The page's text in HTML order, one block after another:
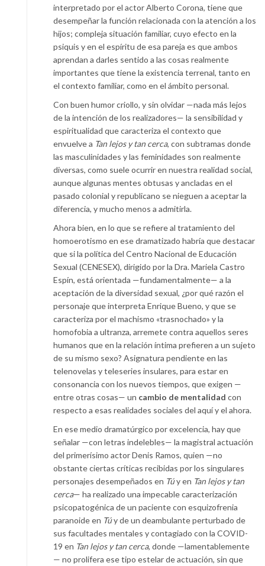
interpretado por el actor Alberto Corona, tiene que
desempeñar la función relacionada con la atención a los
hijos; compleja situación familiar, cuyo efecto en la
psiquis y en el espíritu de esa pareja es que ambos
aprendan a darles sentido a las cosas realmente
importantes que tiene la existencia terrenal, tanto en
el contexto familiar, como en el ámbito personal.
Con buen humor criollo, y sin olvidar —nada más lejos
de la intención de los realizadores— la sensibilidad y
espiritualidad que caracteriza el contexto que
envuelve a Tan lejos y tan cerca, con subtramas donde
las masculinidades y las feminidades son realmente
diversas, como suele ocurrir en nuestra realidad social,
aunque algunas mentes obtusas y ancladas en el
pasado colonial y republicano se nieguen a aceptar la
diferencia, y mucho menos a admitirla.
Ahora bien, en lo que se refiere al tratamiento del
homoerotismo en ese dramatizado habría que destacar
que si la política del Centro Nacional de Educación
Sexual (CENESEX), dirigido por la Dra. Mariela Castro
Espín, está orientada —fundamentalmente— a la
aceptación de la diversidad sexual, ¿por qué razón el
personaje que interpreta Enrique Bueno, y que se
caracteriza por el machismo «trasnochado» y la
homofobia a ultranza, arremete contra aquellos seres
humanos que en la relación íntima prefieren a un sujeto
de su mismo sexo? Asignatura pendiente en las
telenovelas y teleseries insulares, para estar en
consonancia con los nuevos tiempos, que exigen —
entre otras cosas— un cambio de mentalidad con
respecto a esas realidades sociales del aquí y el ahora.
En ese medio dramatúrgico por excelencia, hay que
señalar —con letras indelebles— la magistral actuación
del primerísimo actor Denis Ramos, quien —no
obstante ciertas críticas recibidas por los singulares
personajes desempeñados en Túy en Tan lejos y tan
cerca— ha realizado una impecable caracterización
psicopatogénica de un paciente con esquizofrenia
paranoide en Túy de un deambulante perturbado de
sus facultades mentales y contagiado con la COVID-
19 en Tan lejos y tan cerca, donde —lamentablemente
— no prolifera ese tipo estelar de actuación, sin que